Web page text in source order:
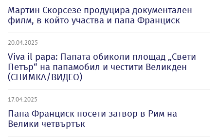
Мартин Скорсезе продуцира документален
филм, в който участва и папа Франциск
20.04.2025
Viva il papa: Папата обиколи площад „Свети
Петър“ на папамобил и честити Великден
(СНИМКА/ВИДЕО)
17.04.2025
Папа Франциск посети затвор в Рим на
Велики четвъртък